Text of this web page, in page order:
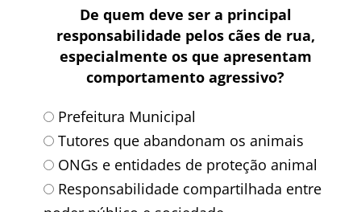
De quem deve ser a principal
responsabilidade pelos cães de rua,
especialmente os que apresentam
comportamento agressivo?
Prefeitura Municipal
Tutores que abandonam os animais
ONGs e entidades de proteção animal
Responsabilidade compartilhada entre